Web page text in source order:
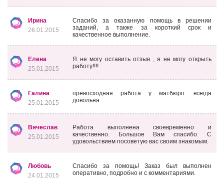
Ирина
26.01.2015
Спасибо за оказанную помощь в решении
заданий, а также за короткий срок и
качественное выполнение.
Елена
25.01.2015
Я не могу оставить отзыв , я не могу открыть
работу!!!!
Галина
25.01.2015
превосходная работа у матбюро. всегда
довольна
Вячеслав
25.01.2015
Работа выполнена своевременно и
качественно. Большое Вам спасибо. С
удовольствием посоветую вас своим знакомым.
Любовь
24.01.2015
Спасибо за помощь! Заказ был выполнен
оперативно, подробно и с комментариями.